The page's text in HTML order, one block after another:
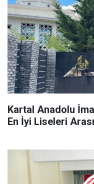
Kartal Anadolu
En İyi Liseleri